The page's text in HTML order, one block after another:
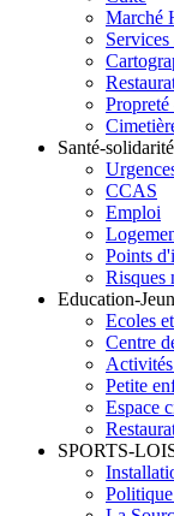
Marché
Santé-solidarité
CCAS
Emploi
Points
Risques
Education-
Ecoles
Centre
Petite
Espace
SPORTS-